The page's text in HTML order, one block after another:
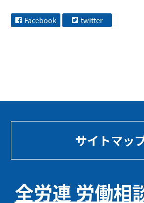
Facebook twitter
サイトマッ
全労連 労働相